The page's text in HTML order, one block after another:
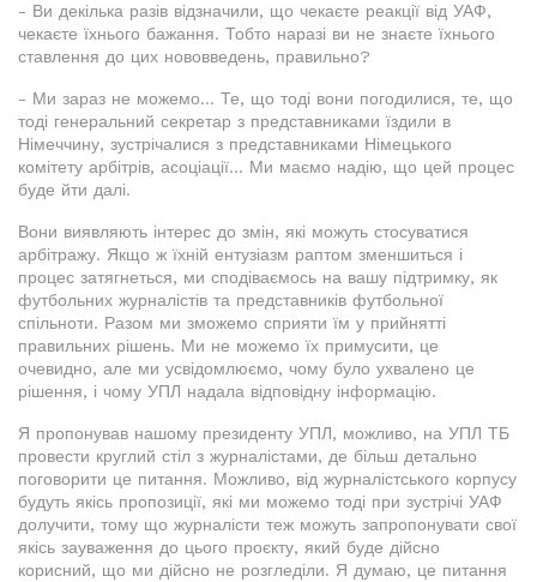
- Ви декілька разів відзначили, що чекаєте реакції від УАФ,
чекаєте їхнього бажання. Тобто наразі ви не знаєте їхнього
ставлення до цих нововведень, правильно?
- Ми зараз не можемо... Те, що тоді вони погодилися, те, що
тоді генеральний секретар з представниками їздили в
Німеччину, зустрічалися з представниками Німецького
комітету арбітрів, асоціації... Ми маємо надію, що цей процес
буде йти далі.
Вони виявляють інтерес до змін, які можуть стосуватися
арбітражу. Якщо ж їхній ентузіазм раптом зменшиться і
процес затягнеться, ми сподіваємось на вашу підтримку, як
футбольних журналістів та представників футбольної
спільноти. Разом ми зможемо сприяти їм у прийнятті
правильних рішень. Ми не можемо їх примусити, це
очевидно, але ми усвідомлюємо, чому було ухвалено це
рішення, і чому УПЛ надала відповідну інформацію.
Я пропонував нашому президенту УПЛ, можливо, на УПЛ ТБ
провести круглий стіл з журналістами, де більш детально
поговорити це питання. Можливо, від журналістського корпусу
будуть якісь пропозиції, які ми можемо тоді при зустрічі УАФ
долучити, тому що журналісти теж можуть запропонувати свої
якісь зауваження до цього проєкту, який буде дійсно
корисний, що ми дійсно не розгледіли. Я думаю, це питання